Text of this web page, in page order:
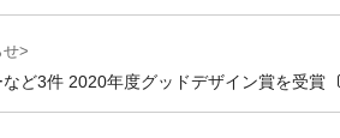
>
ど3件 2020年度グッドデザイン賞を受賞